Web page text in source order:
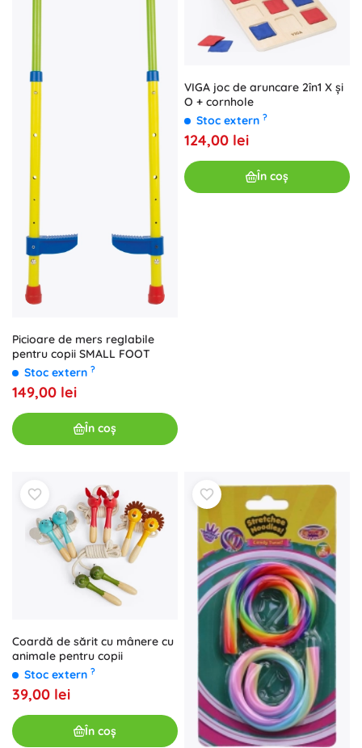
Picioare de mers reglabile
pentru copii SMALL FOOT
Stoc extern ?
149,00 lei
În coș
VIGA joc de aruncare 2în1 X și
O + cornhole
Stoc extern ?
124,00 lei
În coș
Coardă de sărit cu mânere cu
animale pentru copii
Stoc extern ?
39,00 lei
În coș